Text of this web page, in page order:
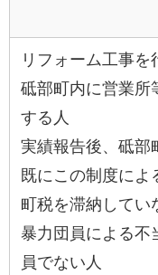
リフォーム工事
砥部町内に営業所
する人
実績報告後、砥部
既にこの制度によ
町税を滞納してい
暴力団員による不
員でない人